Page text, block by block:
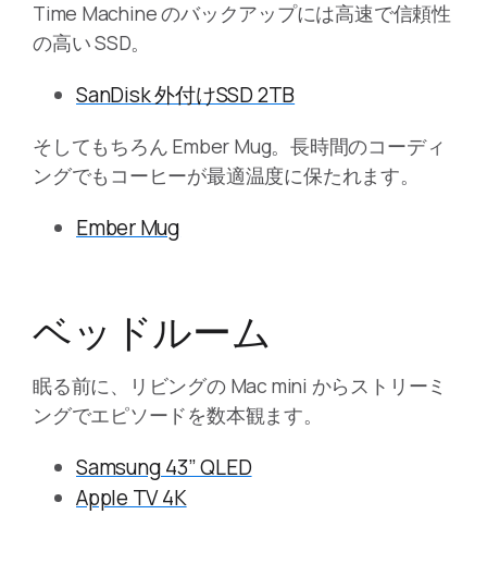
Time Machine のバックアップには高速で信頼性
の高い SSD。
SanDisk 外付けSSD 2TB
そしてもちろん Ember Mug。長時間のコーディ
ングでもコーヒーが最適温度に保たれます。
Ember Mug
ベッドルーム
眠る前に、リビングの Mac mini からストリーミ
ングでエピソードを数本観ます。
Samsung 43” QLED
Apple TV 4K